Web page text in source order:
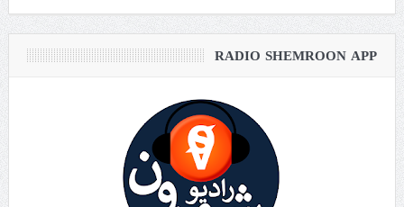
RADIO SHEMROON APP